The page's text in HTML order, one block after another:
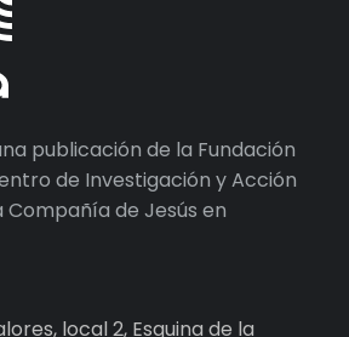
publicación de la Fundación
de Investigación y Acción
Compañía de Jesús en
local 2, Esquina de la